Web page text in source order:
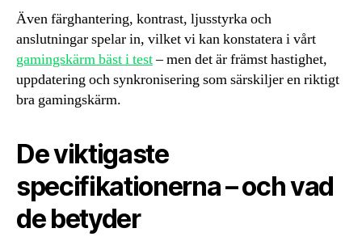
Även färghantering, kontrast, ljusstyrka och
anslutningar spelar in, vilket vi kan konstatera i vårt
gamingskärm bäst i test– men det är främst hastighet,
uppdatering och synkronisering som särskiljer en riktigt
bra gamingskärm.
De viktigaste
specifikationerna – och vad
de betyder